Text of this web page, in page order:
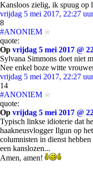
Kansloos zielig, ik spuug op
vrijdag 5 mei 2017, 22:27 uur
8
#ANONIEM
quote:
Op vrijdag 5 mei 2017 @
Sylvana Simmons doet niet
Nee enkel boze witte
vrijdag 5 mei 2017, 22:27 uur
14
#ANONIEM
quote:
Op vrijdag 5 mei 2017 @
Typisch linkse idioterie dat
haakneusvlogger Ilgun op
columnisten in dienst
een kanslozen...
Amen, amen!